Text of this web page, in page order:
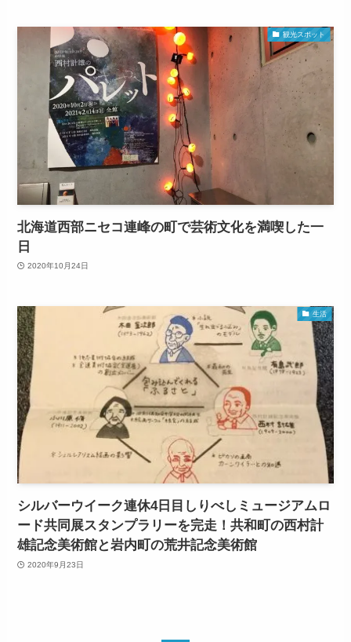
観光スポット
北海道西部ニセコ連峰の町で芸術文化を満喫した一
日
2020年10月24日
生活
シルバーウイーク連休4日目しりべしミュージアムロ
ード共同展スタンプラリーを完走！共和町の西村計
雄記念美術館と岩内町の荒井記念美術館
2020年9月23日